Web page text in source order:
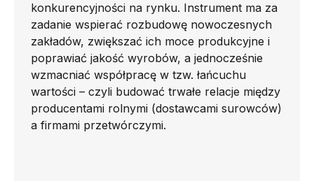
konkurencyjności na rynku. Instrument ma za
zadanie wspierać rozbudowę nowoczesnych
zakładów, zwiększać ich moce produkcyjne i
poprawiać jakość wyrobów, a jednocześnie
wzmacniać współpracę w tzw. łańcuchu
wartości – czyli budować trwałe relacje między
producentami rolnymi (dostawcami surowców)
a firmami przetwórczymi.